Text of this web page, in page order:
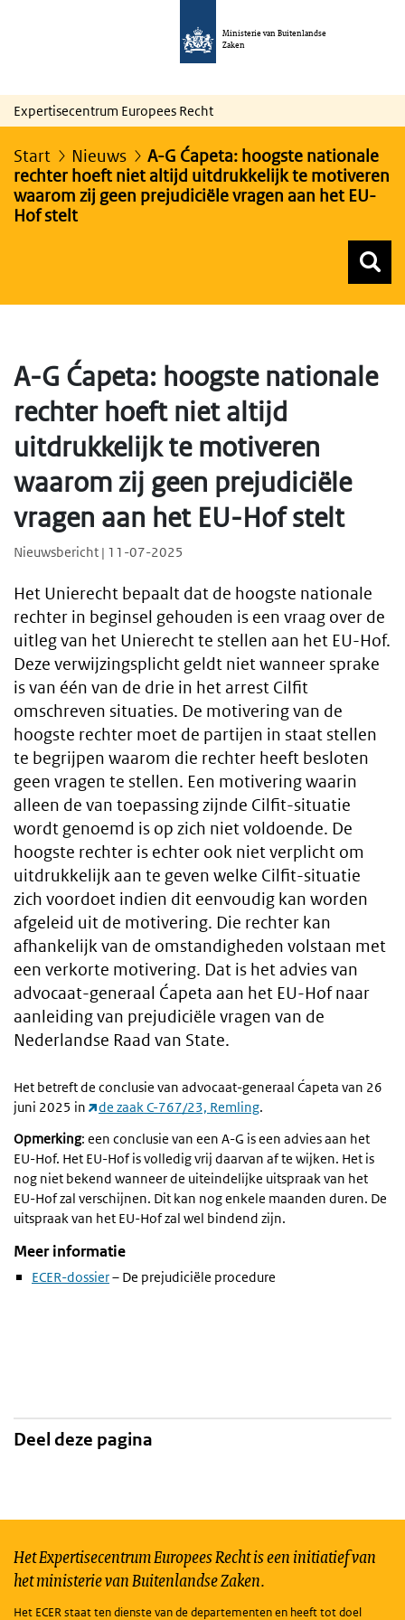
Ministerie van Buitenlandse
Zaken
Expertisecentrum Europees Recht
Start Nieuws
A-G Ćapeta: hoogste nationale
rechter hoeft niet altijd uitdrukkelijk te motiveren
waarom zij geen prejudiciële vragen aan het EU-
Hof stelt
A-G Ćapeta: hoogste nationale
rechter hoeft niet altijd
uitdrukkelijk te motiveren
waarom zij geen prejudiciële
vragen aan het EU-Hof stelt
Nieuwsbericht | 11-07-2025
Het Unierecht bepaalt dat de hoogste nationale
rechter in beginsel gehouden is een vraag over de
uitleg van het Unierecht te stellen aan het EU-Hof.
Deze verwijzingsplicht geldt niet wanneer sprake
is van één van de drie in het arrest Cilfit
omschreven situaties. De motivering van de
hoogste rechter moet de partijen in staat stellen
te begrijpen waarom die rechter heeft besloten
geen vragen te stellen. Een motivering waarin
alleen de van toepassing zijnde Cilfit-situatie
wordt genoemd is op zich niet voldoende. De
hoogste rechter is echter ook niet verplicht om
uitdrukkelijk aan te geven welke Cilfit-situatie
zich voordoet indien dit eenvoudig kan worden
afgeleid uit de motivering. Die rechter kan
afhankelijk van de omstandigheden volstaan met
een verkorte motivering. Dat is het advies van
advocaat-generaal Ćapeta aan het EU-Hof naar
aanleiding van prejudiciële vragen van de
Nederlandse Raad van State.
Het betreft de conclusie van advocaat-generaal Ćapeta van 26
juni 2025 in
de zaak C-767/23, Remling.
Opmerking: een conclusie van een A-G is een advies aan het
EU-Hof. Het EU-Hof is volledig vrij daarvan af te wijken. Het is
nog niet bekend wanneer de uiteindelijke uitspraak van het
EU-Hof zal verschijnen. Dit kan nog enkele maanden duren. De
uitspraak van het EU-Hof zal wel bindend zijn.
Meer informatie
ECER-dossier– De prejudiciële procedure
Deel deze pagina
Het Expertisecentrum Europees Recht is een initiatief van
het ministerie van Buitenlandse Zaken.
Het ECER staat ten dienste van de departementen en heeft tot doel